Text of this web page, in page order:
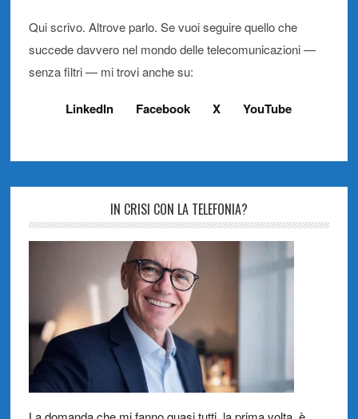
Qui scrivo. Altrove parlo. Se vuoi seguire quello che
succede davvero nel mondo delle telecomunicazioni —
senza filtri — mi trovi anche su:
LinkedIn Facebook X YouTube
IN CRISI CON LA TELEFONIA?